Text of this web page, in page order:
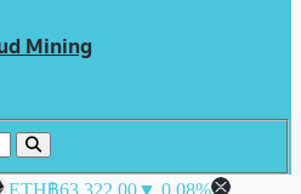
Mining
ETH฿63,322.00▼ 0.08%